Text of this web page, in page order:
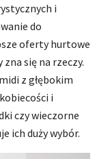
i
do
oferty hurtowe
się na rzeczy.
z głębokim
i
czy wieczorne
ich duży wybór.